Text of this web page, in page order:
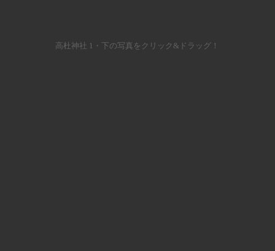
高杜神社 1・下の写真をクリック&ドラッグ！